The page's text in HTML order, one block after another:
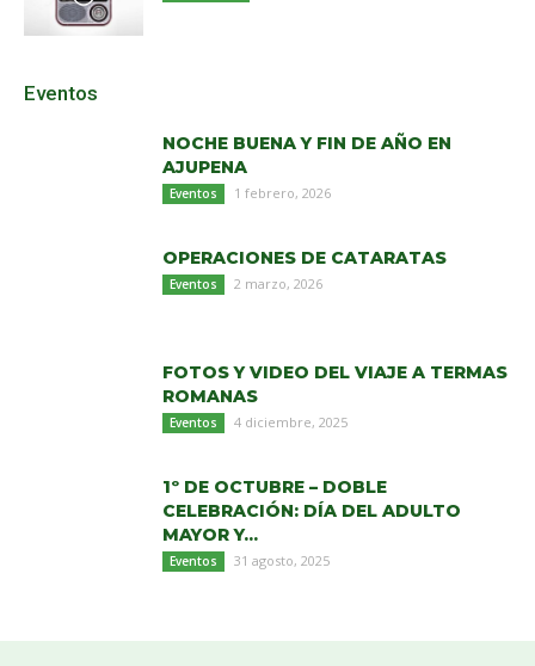
Eventos
NOCHE BUENA Y FIN DE AÑO EN
AJUPENA
Eventos 1 febrero, 2026
OPERACIONES DE CATARATAS
Eventos 2 marzo, 2026
FOTOS Y VIDEO DEL VIAJE A TERMAS
ROMANAS
Eventos 4 diciembre, 2025
1º DE OCTUBRE – DOBLE
CELEBRACIÓN: DÍA DEL ADULTO
MAYOR Y...
Eventos 31 agosto, 2025